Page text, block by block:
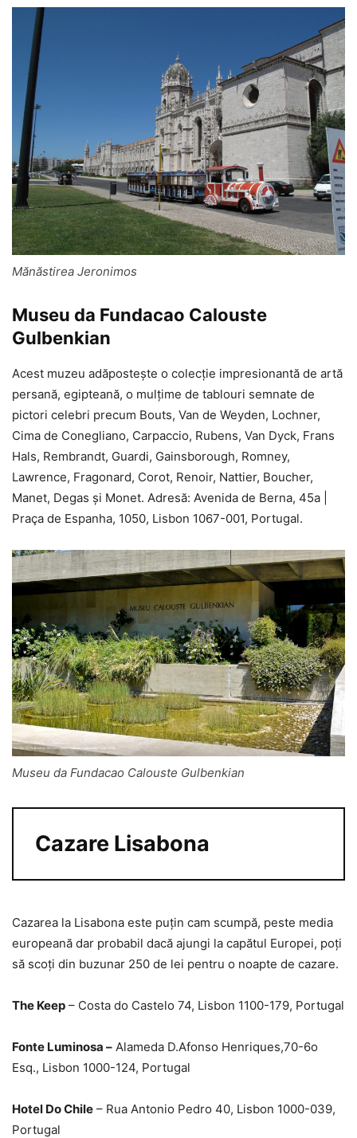
Mănăstirea Jeronimos
Museu da Fundacao Calouste
Gulbenkian
Acest muzeu adăpostește o colecție impresionantă de artă
persană, egipteană, o mulțime de tablouri semnate de
pictori celebri precum Bouts, Van de Weyden, Lochner,
Cima de Conegliano, Carpaccio, Rubens, Van Dyck, Frans
Hals, Rembrandt, Guardi, Gainsborough, Romney,
Lawrence, Fragonard, Corot, Renoir, Nattier, Boucher,
Manet, Degas și Monet. Adresă: Avenida de Berna, 45a |
Praça de Espanha, 1050, Lisbon 1067-001, Portugal.
Museu da Fundacao Calouste Gulbenkian
Cazare Lisabona
Cazarea la Lisabona este puțin cam scumpă, peste media
europeană dar probabil dacă ajungi la capătul Europei, poți
să scoți din buzunar 250 de lei pentru o noapte de cazare.
The Keep – Costa do Castelo 74, Lisbon 1100-179, Portugal
Fonte Luminosa – Alameda D.Afonso Henriques,70-6o
Esq., Lisbon 1000-124, Portugal
Hotel Do Chile – Rua Antonio Pedro 40, Lisbon 1000-039,
Portugal